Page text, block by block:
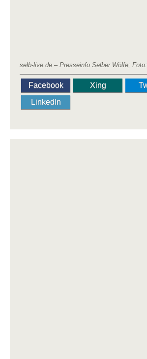
selb-live.de – Presseinfo Selber Wölfe;
Facebook Xing
LinkedIn